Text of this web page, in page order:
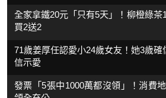
全家拿鐵20元「只有5天」！柳橙綠
買2送2
71歲姜厚任認愛小24歲女友！她3歲
信示愛
發票「5張中1000萬都沒領」！消費